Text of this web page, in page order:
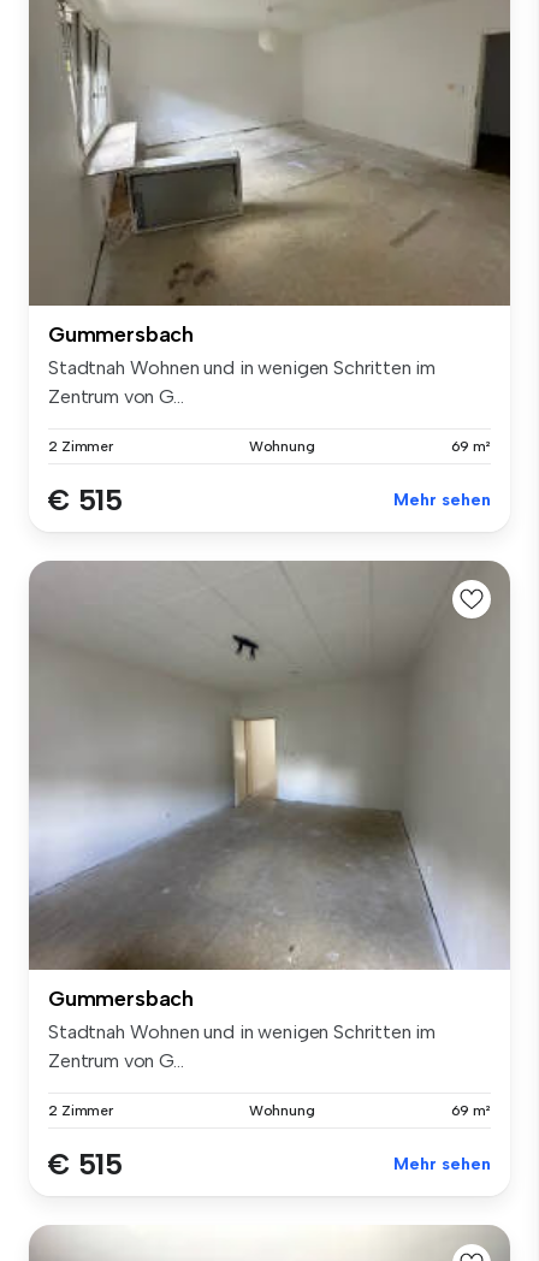
Gummersbach
Stadtnah Wohnen und in wenigen Schritten im
Zentrum von G...
2 Zimmer Wohnung 69 m²
€ 515 Mehr sehen
Gummersbach
Stadtnah Wohnen und in wenigen Schritten im
Zentrum von G...
2 Zimmer Wohnung 69 m²
€ 515 Mehr sehen